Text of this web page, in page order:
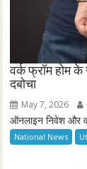
वर्क फ्रॉम होम
दबोचा
May 7, 2026
ऑनलाइन निवेश और
National News